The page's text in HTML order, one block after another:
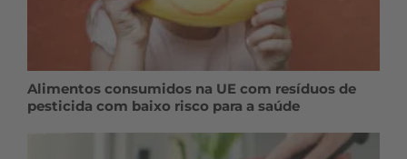
Alimentos consumidos na UE com resíduos de
pesticida com baixo risco para a saúde